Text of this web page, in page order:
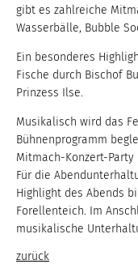
gibt es zahlreiche
Wasserbälle, Bubble
Ein besonderes
Fische durch Bischof
Prinzess Ilse.
Musikalisch wird das
Bühnenprogramm
Mitmach-Konzert-Party
Für die
Highlight des Abends
Forellenteich. Im
musikalische
zurück